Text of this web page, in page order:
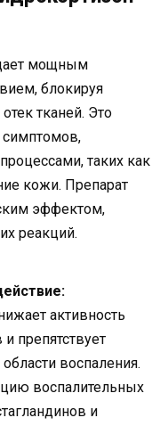
мощным
блокируя
тканей. Это
симптомов,
таких как
кожи. Препарат
эффектом,
реакций.
активность
препятствует
воспаления.
воспалительных
и